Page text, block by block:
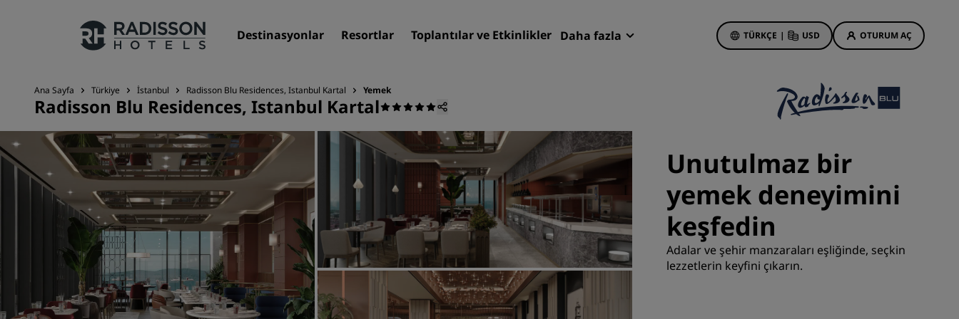
Destinasyonlar Resortlar Toplantılar ve Etkinlikler Daha fazla TÜRKÇE | USD OTURUM AÇ
Markalarımız
Radisson Hotels Markaları
Destinasyonlar
Resortlar
Hizmet verilen daireler
Havaalanı otelleri
Yeni & yakında kullanıma
sunulacak oteller
Toplantılar ve Etkinlikler
Radisson Meetings'i Keşfedin
Otel Fırsatları
İlk seferin büyüsü
Deals of the Day
Erken rezervasyon
Paketlerimize göz atın
Seyahat fikirleri
Ana Sayfa Türkiye İstanbul Radisson Blu Residences, Istanbul Kartal Yemek
Radisson Blu Residences, Istanbul Kartal
Unutulmaz bir
yemek deneyimini
keşfedin
Adalar ve şehir manzaraları eşliğinde, seçkin
lezzetlerin keyfini çıkarın.